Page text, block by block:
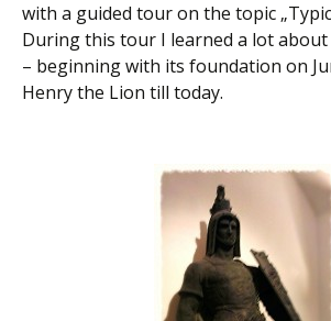
with a guided tour on the topic
During this tour I learned a lot about
– beginning with its foundation on
Henry the Lion till today.